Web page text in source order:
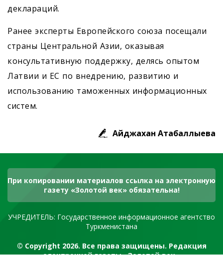
деклараций.
Ранее эксперты Европейского союза посещали
страны Центральной Азии, оказывая
консультативную поддержку, делясь опытом
Латвии и ЕС по внедрению, развитию и
использованию таможенных информационных
систем.
Айджахан Атабаллыева
При копировании материалов ссылка на электронную
газету «Золотой век» обязательна!
УЧРЕДИТЕЛЬ: Государственное информационное агентство
Туркменистана
© Copyright 2026. Все права защищены. Редакция